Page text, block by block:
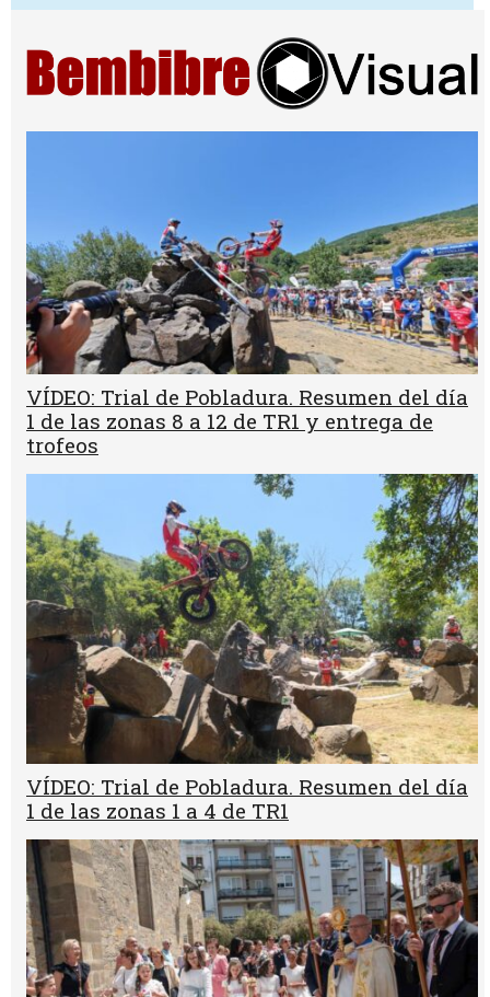
VÍDEO: Trial de Pobladura. Resumen del día
1 de las zonas 8 a 12 de TR1 y entrega de
trofeos
VÍDEO: Trial de Pobladura. Resumen del día
1 de las zonas 1 a 4 de TR1